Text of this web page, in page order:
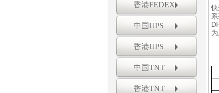
香港FEDEX
中国UPS
香港UPS
中国TNT
香港TNT